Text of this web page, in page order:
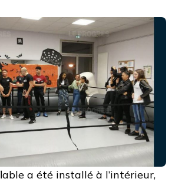
a été installé à l’intérieur,